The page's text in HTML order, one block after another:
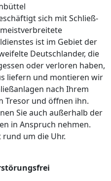
sich mit Schließ-
ist im Gebiet der
Deutschlander, die
oder verloren haben,
liefern und montieren wir
nach Ihrem
Tresor und öffnen ihn.
Sie auch außerhalb der
in Anspruch nehmen.
um die Uhr.